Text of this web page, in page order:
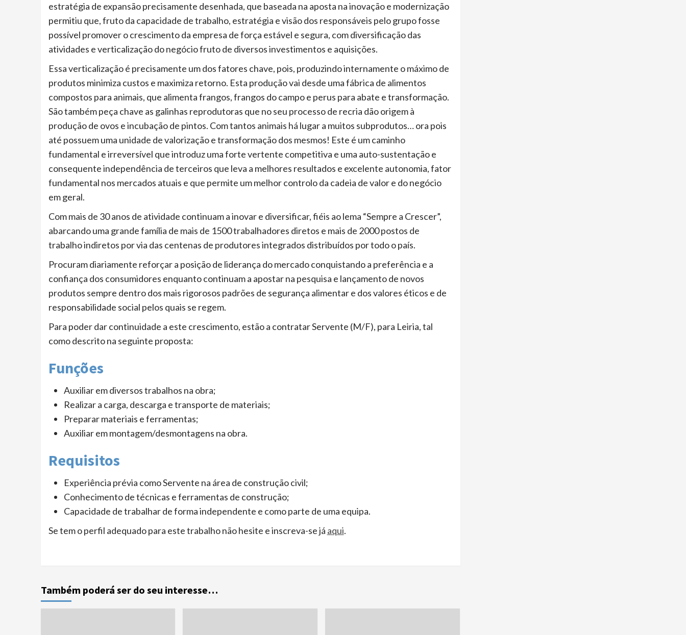
estratégia de expansão precisamente desenhada, que baseada na aposta na inovação e modernização
permitiu que, fruto da capacidade de trabalho, estratégia e visão dos responsáveis pelo grupo fosse
possível promover o crescimento da empresa de força estável e segura, com diversificação das
atividades e verticalização do negócio fruto de diversos investimentos e aquisições.
Essa verticalização é precisamente um dos fatores chave, pois, produzindo internamente o máximo de
produtos minimiza custos e maximiza retorno. Esta produção vai desde uma fábrica de alimentos
compostos para animais, que alimenta frangos, frangos do campo e perus para abate e transformação.
São também peça chave as galinhas reprodutoras que no seu processo de recria dão origem à
produção de ovos e incubação de pintos. Com tantos animais há lugar a muitos subprodutos… ora pois
até possuem uma unidade de valorização e transformação dos mesmos! Este é um caminho
fundamental e irreversível que introduz uma forte vertente competitiva e uma auto-sustentação e
consequente independência de terceiros que leva a melhores resultados e excelente autonomia, fator
fundamental nos mercados atuais e que permite um melhor controlo da cadeia de valor e do negócio
em geral.
Com mais de 30 anos de atividade continuam a inovar e diversificar, fiéis ao lema “Sempre a Crescer”,
abarcando uma grande família de mais de 1500 trabalhadores diretos e mais de 2000 postos de
trabalho indiretos por via das centenas de produtores integrados distribuídos por todo o país.
Procuram diariamente reforçar a posição de liderança do mercado conquistando a preferência e a
confiança dos consumidores enquanto continuam a apostar na pesquisa e lançamento de novos
produtos sempre dentro dos mais rigorosos padrões de segurança alimentar e dos valores éticos e de
responsabilidade social pelos quais se regem.
Para poder dar continuidade a este crescimento, estão a contratar Servente (M/F), para Leiria, tal
como descrito na seguinte proposta:
Funções
Auxiliar em diversos trabalhos na obra;
Realizar a carga, descarga e transporte de materiais;
Preparar materiais e ferramentas;
Auxiliar em montagem/desmontagens na obra.
Requisitos
Experiência prévia como Servente na área de construção civil;
Conhecimento de técnicas e ferramentas de construção;
Capacidade de trabalhar de forma independente e como parte de uma equipa.
Se tem o perfil adequado para este trabalho não hesite e inscreva-se já aqui.
Também poderá ser do seu interesse…